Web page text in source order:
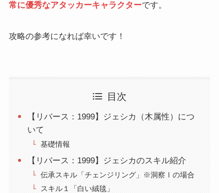
常に優秀なアタッカーキャラクターです。
攻略の参考になれば幸いです！
目次
【リバース：1999】ジェシカ（木属性）につ
いて
基礎情報
【リバース：1999】ジェシカのスキル紹介
伝承スキル「チェンジリング」※洞察Ⅰの場合
スキル１「白い絨毯」